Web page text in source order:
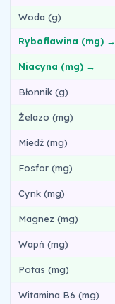
Woda (g)
Ryboflawina (mg) →
Niacyna (mg) →
Błonnik (g)
Żelazo (mg)
Miedź (mg)
Fosfor (mg)
Cynk (mg)
Magnez (mg)
Wapń (mg)
Potas (mg)
Witamina B6 (mg)